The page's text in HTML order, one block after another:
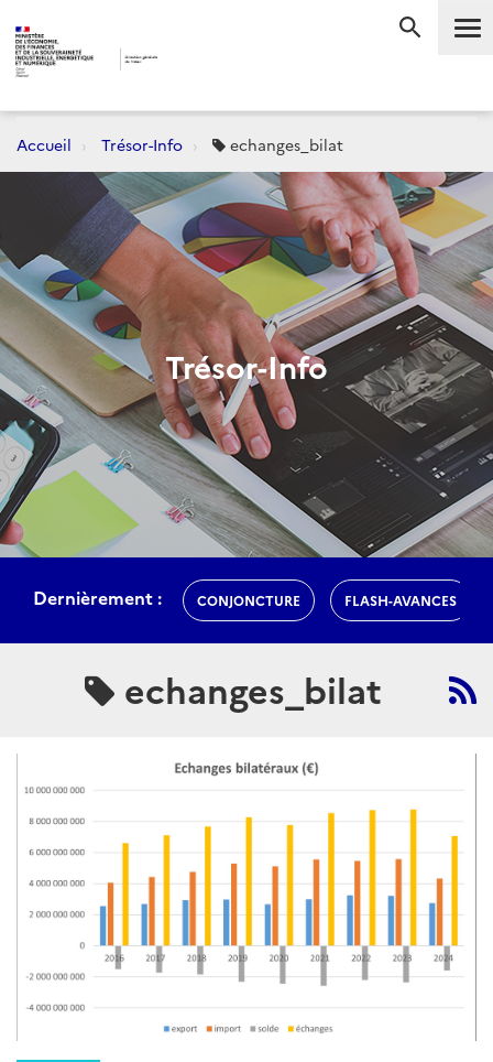
Accueil Trésor-Info echanges_bilat
Trésor-Info
Dernièrement : CONJONCTURE FLASH-AVANCES
echanges_bilat